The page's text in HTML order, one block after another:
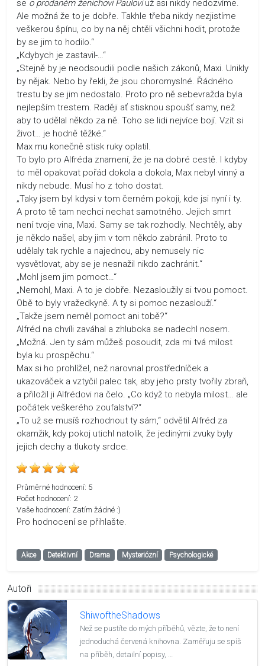
se o prodaném ženichovi Pauloviuž asi nikdy nedozvíme.
Ale možná že to je dobře. Takhle třeba nikdy nezjistíme
veškerou špínu, co by na něj chtěli všichni hodit, protože
by se jim to hodilo.“
„Kdybych je zastavil-…“
„Stejně by je neodsoudili podle našich zákonů, Maxi. Unikly
by nějak. Nebo by řekli, že jsou choromyslné. Řádného
trestu by se jim nedostalo. Proto pro ně sebevražda byla
nejlepším trestem. Raději ať stisknou spoušť samy, než
aby to udělal někdo za ně. Toho se lidi nejvíce bojí. Vzít si
život… je hodně těžké.“
Max mu konečně stisk ruky oplatil.
To bylo pro Alfréda znamení, že je na dobré cestě. I kdyby
to měl opakovat pořád dokola a dokola, Max nebyl vinný a
nikdy nebude. Musí ho z toho dostat.
„Taky jsem byl kdysi v tom černém pokoji, kde jsi nyní i ty.
A proto tě tam nechci nechat samotného. Jejich smrt
není tvoje vina, Maxi. Samy se tak rozhodly. Nechtěly, aby
je někdo našel, aby jim v tom někdo zabránil. Proto to
udělaly tak rychle a najednou, aby nemusely nic
vysvětlovat, aby se je nesnažil nikdo zachránit.“
„Mohl jsem jim pomoct…“
„Nemohl, Maxi. A to je dobře. Nezasloužily si tvou pomoct.
Obě to byly vražedkyně. A ty si pomoc nezaslouží.“
„Takže jsem neměl pomoct ani tobě?“
Alfréd na chvíli zaváhal a zhluboka se nadechl nosem.
„Možná. Jen ty sám můžeš posoudit, zda mi tvá milost
byla ku prospěchu.“
Max si ho prohlížel, než narovnal prostředníček a
ukazováček a vztyčil palec tak, aby jeho prsty tvořily zbraň,
a přiložil ji Alfrédovi na čelo. „Co když to nebyla milost… ale
počátek veškerého zoufalství?“
„To už se musíš rozhodnout ty sám,“ odvětil Alfréd za
okamžik, kdy pokoj utichl natolik, že jedinými zvuky byly
jejich dechy a tlukoty srdce.
Průměrné hodnocení: 5
Počet hodnocení: 2
Vaše hodnocení: Zatím žádné :)
Pro hodnocení se přihlašte.
Akce Detektivní Drama Mysteriózní Psychologické
Autoři
ShiwoftheShadows
Než se pustíte do mých příběhů, vězte, že to není
jednoduchá červená knihovna. Zaměřuju se spíš
na příběh, detailní popisy, …